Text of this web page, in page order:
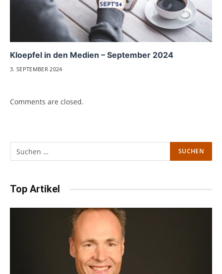
Kloepfel in den Medien – September 2024
3. SEPTEMBER 2024
Comments are closed.
Top Artikel